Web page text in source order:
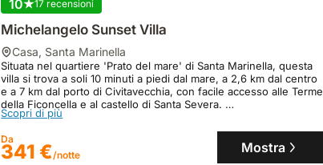
10 17 recensioni
Michelangelo Sunset Villa
casa, Santa Marinella
Situata nel quartiere 'Prato del mare' di Santa Marinella, questa
villa si trova a soli 10 minuti a piedi dal mare, a 2,6 km dal centro
e a 7 km dal porto di Civitavecchia, con facile accesso alle Terme
della Ficoncella e al castello di Santa Severa.
Questa accogliente casa vacanze, ideale per 6 persone, offre
una piscina privata con idromassaggio, un giardino con
barbecue e viste mozzafiato sul mare, oltre alla vicinanza a
impianti sportivi e al sito archeologico della 'Punta della Vipera'.
Scopri di più
Da
341 €/notte Mostra